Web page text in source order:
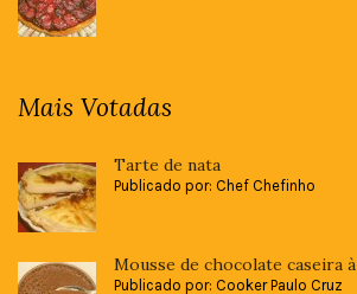
Mais Votadas
Tarte de nata
Publicado por: Chef Chefinho
Mousse de chocolate caseira
Publicado por: Cooker Paulo Cruz